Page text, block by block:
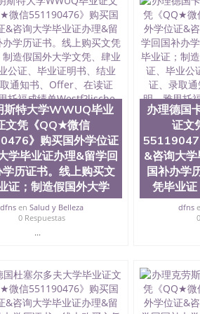
微信551190476泰国文凭办理QQ微信
551190476外国文凭在中国有用吗QQ微
证明QQ微信551190476国外硕士文凭办
凭质量QQ微信551190476国外本科毕业
办国外文凭可找工作QQ微信
信551190476国外编号查询QQ微信
QQ微信551190476网上购买真文凭可信
国外资格证书办理QQ微信
圣何塞州立大学（San Jose
，是加州历史悠久的大学之一，也是美
顷。它是一所位于加利福尼亚州的著名综
厚的多元化学术氛围，杰出的本科教育
来自世界各地的成百上千的海外学生前
和影响力的高等教育机构，并获誉为美
大学教学排名中表现优异。其毕业生大
甚至在学生大三和大四的学期提供许多
学，艺术设计，和航空学等，深受性肯
家的专业人士前来研究与学习。 二、办
认到账转制作点做电子图； 4、电子图
好拍照或者视频确认再付余款； 7、快
斯特大学WWUQ毕业
文凭《QQ★微信
》购买国外学位证
学毕业证办理&留学回
学历证书。线上购买文
证；制造假国外大学
dfns enSalud y Belleza
0 Respuestas
...
办理德国
证文
&咨询大
国补办学
凭毕业
dfns